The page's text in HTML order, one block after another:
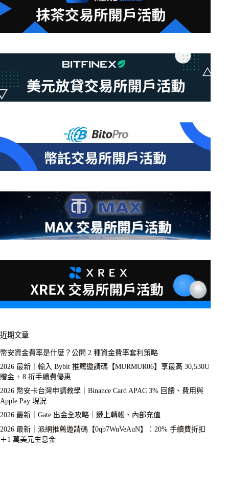
近期文章
幣安資金費率是什麼？公開 2 種資金費率套利策略
2026 最新｜輸入 Bybit 推薦邀請碼【MURMUR06】享最高 30,530U
贈金 + 8 折手續費優惠
2026 幣安卡台灣申請教學｜Binance Card APAC 3% 回饋、費用與
Apple Pay 現況
2026 最新｜Gate 出金全攻略｜鏈上轉帳、內部充值
2026 最新｜派網推薦邀請碼【0qb7WuVeAuN】：20% 手續費折扣
＋1 萬美元生息金